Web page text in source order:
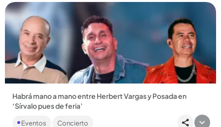
Compartir Noticia
Habrá mano a mano entre Herbert Vargas y Posada en
‘Sírvalo pues de feria’
Los fans del vallenato y la música popular tendrán uno de los
conciertos más esperados este sábado 1.° de agosto en La
Eventos Concierto